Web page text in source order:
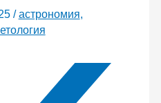
/астрономия,